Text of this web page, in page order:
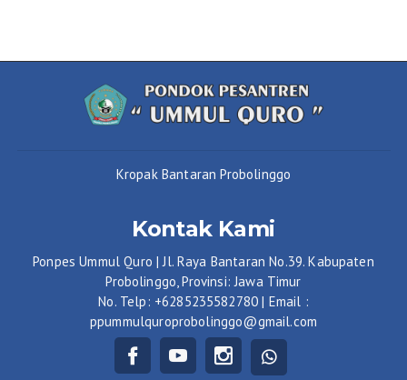
Kropak Bantaran Probolinggo
Kontak Kami
Ponpes Ummul Quro | Jl. Raya Bantaran No.39. Kabupaten
Probolinggo, Provinsi: Jawa Timur
No. Telp: +6285235582780 | Email :
ppummulquroprobolinggo@gmail.com